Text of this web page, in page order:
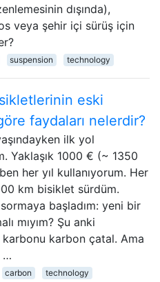
dışında),
veya şehir içi sürüş için
suspension technology
eski
faydaları nelerdir?
ilk yol
Yaklaşık 1000 € (~ 1350
her yıl kullanıyorum. Her
km bisiklet sürdüm.
başladım: yeni bir
mıyım? Şu anki
karbon çatal. Ama
…
carbon
technology